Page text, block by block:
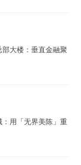
大楼：垂直金融聚
用「无界美陈」重